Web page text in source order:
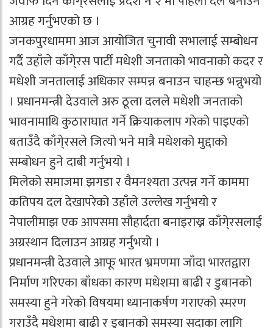
आग्रह गर्नुभएको छ ।
जनकपुरधाममा आज आयोजित चुनावी सभालाई सम्बोधन
गर्दै उहाँले काँगे्रस पार्टी मधेशी जनताको भावनाको कदर र
मधेशी जनतालाई अधिकार सम्पन्न बनाउन चाहन्छ भन्नुभयो
। प्रधानमन्त्री देउवाले अरु ठूला दलले मधेशी जनताको
भावनामाथि कुठाराघात गर्ने क्रियाकलाप गरेको पाइएको
बताउँदै काँगे्रसले जित्यो भने मात्रै मधेशको मुद्दाको
सम्बोधन हुने दाबी गर्नुभयो ।
मिलेको समाजमा झगडा र वैमनश्यता उत्पन्न गर्ने काममा
कतिपय दल देखापरेको उहाँले उल्लेख गर्नुभयो र
नेपालीमाझ एक आपसमा सौहार्दता बनाइराख्न काँगे्रसलाई
अग्रस्थान दिलाउन आग्रह गर्नुभयो ।
प्रधानमन्त्री देउवाले आफू भारत भ्रमणमा जाँदा भारतद्वारा
निर्माण गरिएका बाँधका कारण मधेशमा बाढी र डुबानको
समस्या हुने गरेको विषयमा ध्यानाकर्षण गराएको स्मरण
गराउँदै मधेशमा बाढी र डुबानको समस्या सदाका लागि